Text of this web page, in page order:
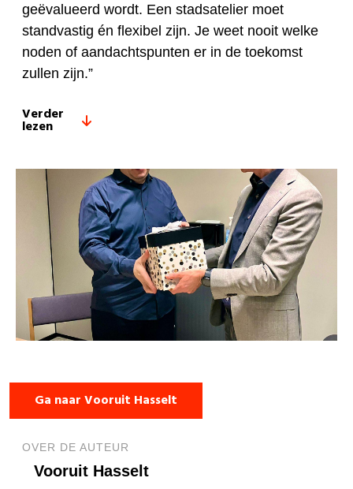
geëvalueerd wordt. Een stadsatelier moet
standvastig én flexibel zijn. Je weet nooit welke
noden of aandachtspunten er in de toekomst
zullen zijn.”
Verder
lezen
Ga naar Vooruit Hasselt
OVER DE AUTEUR
Vooruit Hasselt